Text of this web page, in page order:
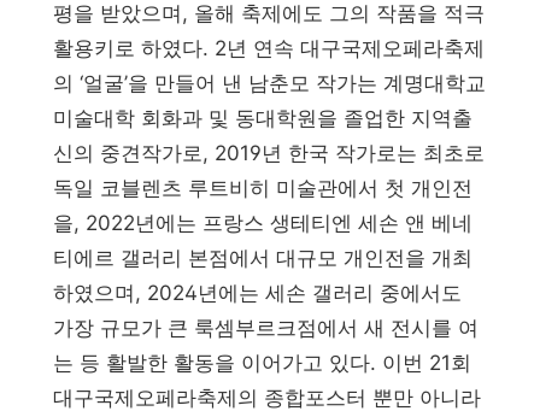
평을 받았으며, 올해 축제에도 그의 작품을 적극
활용키로 하였다. 2년 연속 대구국제오페라축제
의 ‘얼굴’을 만들어 낸 남춘모 작가는 계명대학교
미술대학 회화과 및 동대학원을 졸업한 지역출
신의 중견작가로, 2019년 한국 작가로는 최초로
독일 코블렌츠 루트비히 미술관에서 첫 개인전
을, 2022년에는 프랑스 생테티엔 세손 앤 베네
티에르 갤러리 본점에서 대규모 개인전을 개최
하였으며, 2024년에는 세손 갤러리 중에서도
가장 규모가 큰 룩셈부르크점에서 새 전시를 여
는 등 활발한 활동을 이어가고 있다. 이번 21회
대구국제오페라축제의 종합포스터 뿐만 아니라